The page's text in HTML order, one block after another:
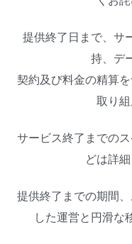
提供終了日まで、サ
持、デ
契約及び料金の精算
取り組
サービス終了までの
どは詳
提供終了までの期間
した運営と円滑な